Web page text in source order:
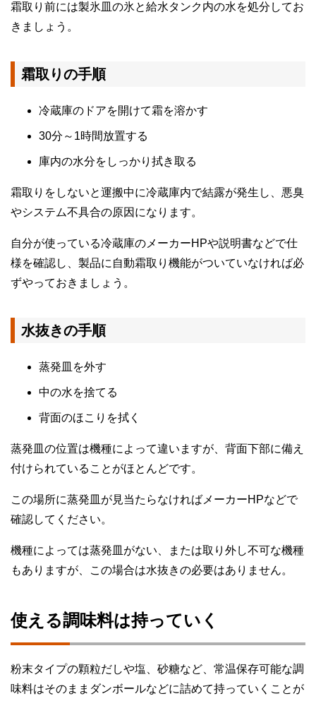
霜取り前には製氷皿の氷と給水タンク内の水を処分してお
きましょう。
霜取りの手順
冷蔵庫のドアを開けて霜を溶かす
30分～1時間放置する
庫内の水分をしっかり拭き取る
霜取りをしないと運搬中に冷蔵庫内で結露が発生し、悪臭
やシステム不具合の原因になります。
自分が使っている冷蔵庫のメーカーHPや説明書などで仕
様を確認し、製品に自動霜取り機能がついていなければ必
ずやっておきましょう。
水抜きの手順
蒸発皿を外す
中の水を捨てる
背面のほこりを拭く
蒸発皿の位置は機種によって違いますが、背面下部に備え
付けられていることがほとんどです。
この場所に蒸発皿が見当たらなければメーカーHPなどで
確認してください。
機種によっては蒸発皿がない、または取り外し不可な機種
もありますが、この場合は水抜きの必要はありません。
使える調味料は持っていく
粉末タイプの顆粒だしや塩、砂糖など、常温保存可能な調
味料はそのままダンボールなどに詰めて持っていくことが